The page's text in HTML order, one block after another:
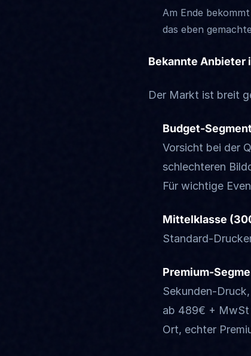
Am Ende
das eben
Bekannte Anbieter
Der Markt ist breit
Budget-
Vorsicht bei der
schlechteren
Für wichtige
Mittelklasse
Standard-
Premium-
Sekunden-
ab 489€ + MwSt
Ort, echter